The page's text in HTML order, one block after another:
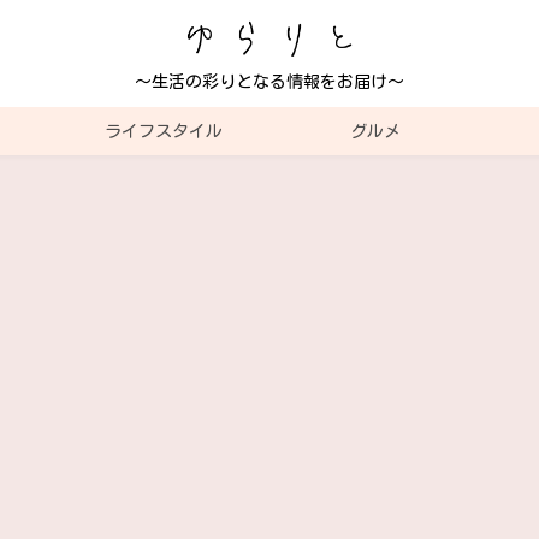
～生活の彩りとなる情報をお届け～
ライフスタイル グルメ